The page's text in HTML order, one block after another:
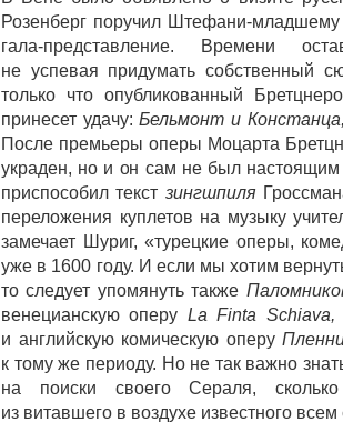
Розенберг поручил Штефани-
гала-представление. Времени
не успевая придумать собственный
только что опубликованный
принесет удачу:Бельмонт и
После премьеры оперы Моцарта
украден, но и он сам не был
приспособил текст зингшпиля
переложения куплетов на музыку
замечает Шуриг, «турецкие оперы,
уже в 1600 году. И если мы хотим
то следует упомянуть также
венецианскую оперу La Finta Schiava,
и английскую комическую оперу
к тому же периоду. Но не так важно
на поиски своего Сераля,
из витавшего в воздухе известного